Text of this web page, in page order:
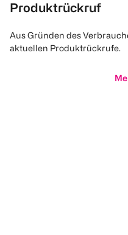
Produktrückruf
Aus Gründen des
aktuellen Produktrückrufe.